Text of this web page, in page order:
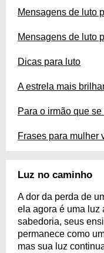
Mensagens de luto
Mensagens de luto
Dicas para luto
A estrela mais
Para o irmão que se
Frases para mulher
Luz no caminho
A dor da perda de
ela agora é uma luz
sabedoria, seus
permanece como
mas sua luz